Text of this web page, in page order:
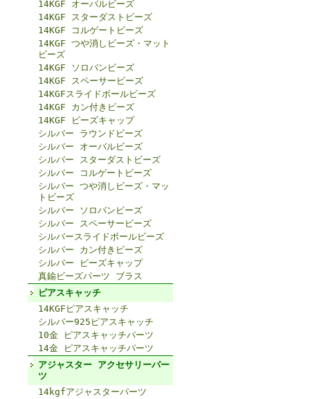
14KGF オーバルビーズ
14KGF スターダストビーズ
14KGF コルゲートビーズ
14KGF つや消しビーズ・マット
ビーズ
14KGF ソロバンビーズ
14KGF スペーサービーズ
14KGFスライドボールビーズ
14KGF カン付きビーズ
14KGF ビーズキャップ
シルバー ラウンドビーズ
シルバー オーバルビーズ
シルバー スターダストビーズ
シルバー コルゲートビーズ
シルバー つや消しビーズ・マッ
トビーズ
シルバー ソロバンビーズ
シルバー スペーサービーズ
シルバースライドボールビーズ
シルバー カン付きビーズ
シルバー ビーズキャップ
真鍮ビーズパーツ ブラス
ピアスキャッチ
14KGFピアスキャッチ
シルバー925ピアスキャッチ
10金 ピアスキャッチパーツ
14金 ピアスキャッチパーツ
アジャスター アクセサリーパー
ツ
14kgfアジャスターパーツ